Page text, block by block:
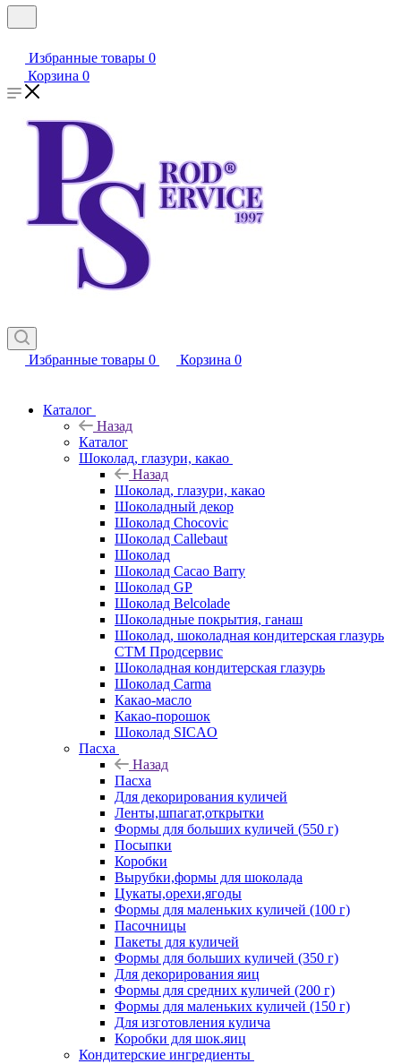
Избранные товары 0
Корзина 0
Избранные товары 0 Корзина 0
Каталог
Назад
Каталог
Шоколад, глазури, какао
Назад
Шоколад, глазури, какао
Шоколадный декор
Шоколад Chocovic
Шоколад Callebaut
Шоколад
Шоколад Cacao Barry
Шоколад GP
Шоколад Belcolade
Шоколадные покрытия, ганаш
Шоколад, шоколадная кондитерская глазурь
СТМ Продсервис
Шоколадная кондитерская глазурь
Шоколад Carma
Какао-масло
Какао-порошок
Шоколад SICAO
Пасха
Назад
Пасха
Для декорирования куличей
Ленты,шпагат,открытки
Формы для больших куличей (550 г)
Посыпки
Коробки
Вырубки,формы для шоколада
Цукаты,орехи,ягоды
Формы для маленьких куличей (100 г)
Пасочницы
Пакеты для куличей
Формы для больших куличей (350 г)
Для декорирования яиц
Формы для средних куличей (200 г)
Формы для маленьких куличей (150 г)
Для изготовления кулича
Коробки для шок.яиц
Кондитерские ингредиенты